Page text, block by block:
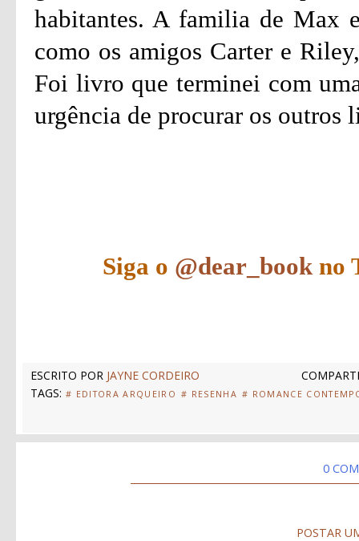
habitantes. A familia de Max
como os amigos Carter e
Foi livro que terminei com
urgência de procurar os outros
Siga o @dear_book no
ESCRITO POR JAYNE CORDEIRO
TAGS: # EDITORA ARQUEIRO # RESENHA # ROMANCE
0
POSTAR